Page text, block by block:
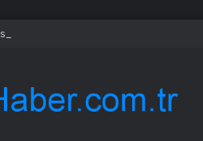
bile yapmayacaksınız”